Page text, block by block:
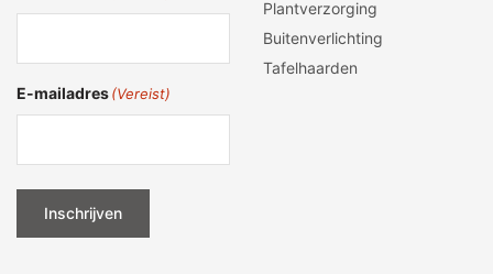
E-mailadres(Vereist)
Inschrijven
Plantverzorging
Buitenverlichting
Tafelhaarden